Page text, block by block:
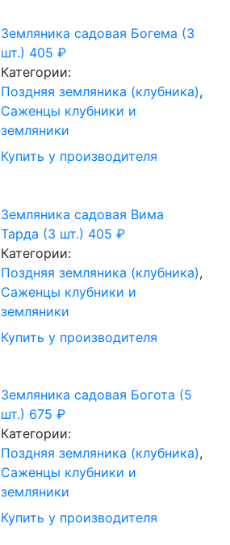
Земляника садовая Богема (3
шт.) 405 ₽
Категории:
Поздняя земляника (клубника),
Саженцы клубники и
земляники
Купить у производителя
Земляника садовая Вима
Тарда (3 шт.) 405 ₽
Категории:
Поздняя земляника (клубника),
Саженцы клубники и
земляники
Купить у производителя
Земляника садовая Богота (5
шт.) 675 ₽
Категории:
Поздняя земляника (клубника),
Саженцы клубники и
земляники
Купить у производителя